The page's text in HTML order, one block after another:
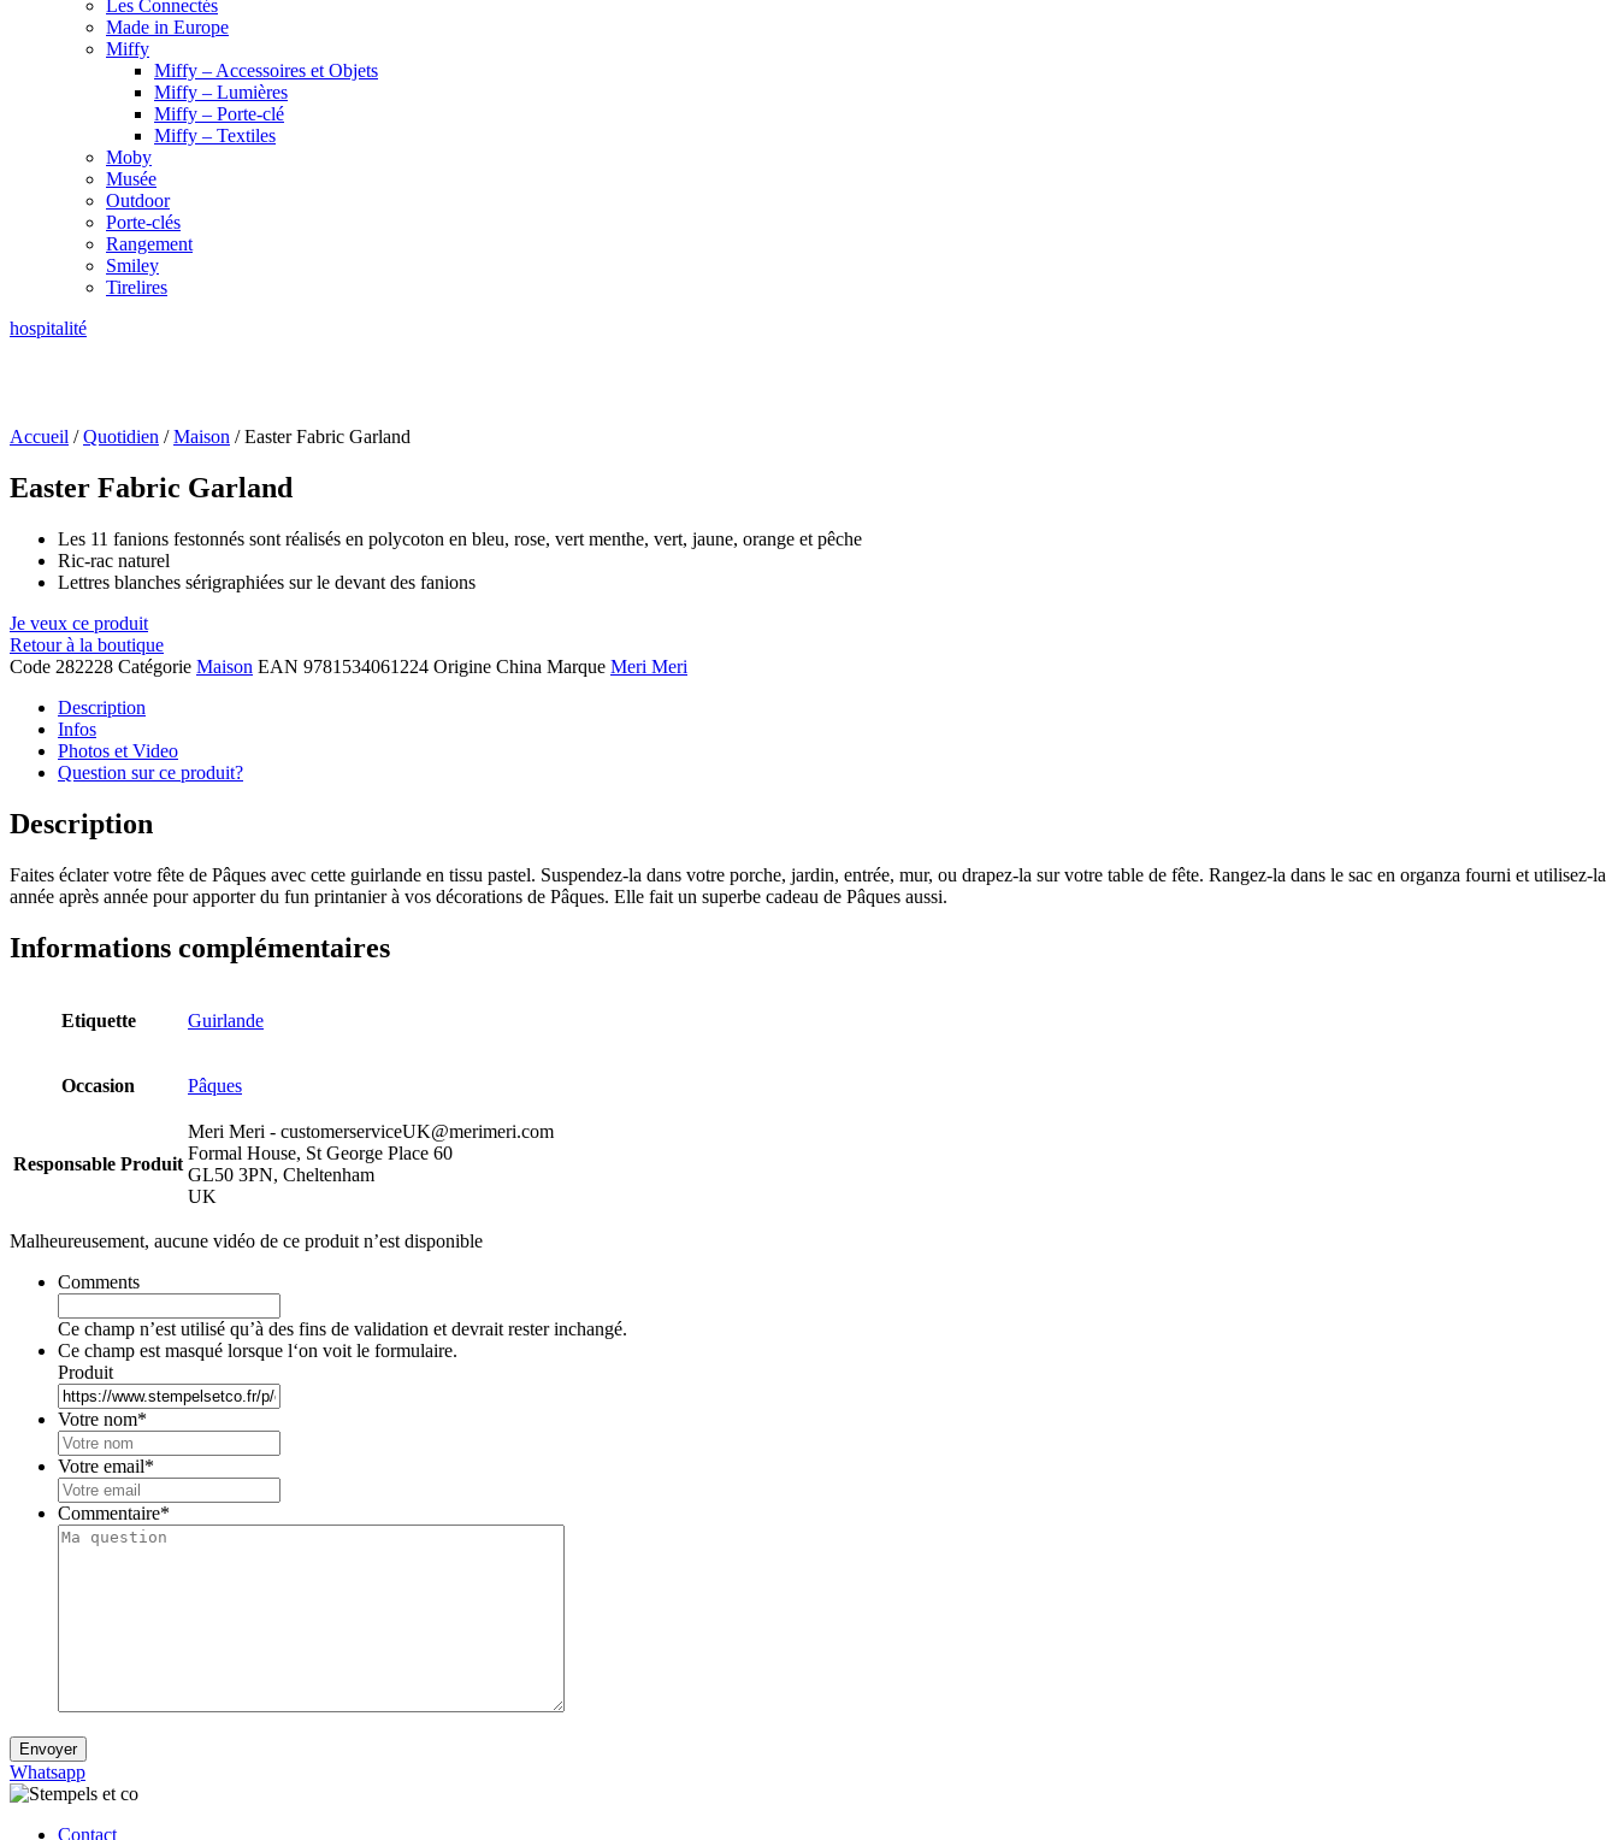
Les Connectés
Made in Europe
Miffy
Miffy – Accessoires et Objets
Miffy – Lumières
Miffy – Porte-clé
Miffy – Textiles
Moby
Musée
Outdoor
Porte-clés
Rangement
Smiley
Tirelires
hospitalité
Accueil /Quotidien /Maison / Easter Fabric Garland
Easter Fabric Garland
Les 11 fanions festonnés sont réalisés en polycoton en bleu, rose, vert menthe, vert, jaune, orange et pêche
Ric-rac naturel
Lettres blanches sérigraphiées sur le devant des fanions
Je veux ce produit
Retour à la boutique
Code 282228 Catégorie Maison EAN 9781534061224 Origine China Marque Meri Meri
Description
Infos
Photos et Video
Question sur ce produit?
Description
Faites éclater votre fête de Pâques avec cette guirlande en tissu pastel. Suspendez-la dans votre porche, jardin, entrée, mur, ou drapez-la sur votre table de fête. Rangez-la dans le sac en organza fourni et utilisez-la
année après année pour apporter du fun printanier à vos décorations de Pâques. Elle fait un superbe cadeau de Pâques aussi.
Informations complémentaires
Etiquette Guirlande
Occasion Pâques
Responsable Produit
Meri Meri - customerserviceUK@merimeri.com
Formal House, St George Place 60
GL50 3PN, Cheltenham
UK
Malheureusement, aucune vidéo de ce produit n’est disponible
Comments
Ce champ n’est utilisé qu’à des fins de validation et devrait rester inchangé.
Ce champ est masqué lorsque l‘on voit le formulaire.
Produit
Votre nom*
Votre email*
Commentaire*
Envoyer
Whatsapp
Contact